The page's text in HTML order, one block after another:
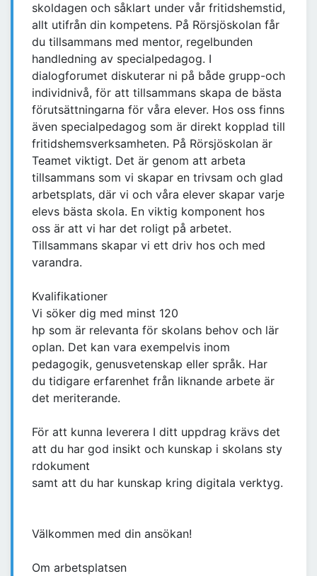
skoldagen och såklart under vår fritidshemstid,
allt utifrån din kompetens. På Rörsjöskolan får
du tillsammans med mentor, regelbunden
handledning av specialpedagog. I
dialogforumet diskuterar ni på både grupp-och
individnivå, för att tillsammans skapa de bästa
förutsättningarna för våra elever. Hos oss finns
även specialpedagog som är direkt kopplad till
fritidshemsverksamheten. På Rörsjöskolan är
Teamet viktigt. Det är genom att arbeta
tillsammans som vi skapar en trivsam och glad
arbetsplats, där vi och våra elever skapar varje
elevs bästa skola. En viktig komponent hos
oss är att vi har det roligt på arbetet.
Tillsammans skapar vi ett driv hos och med
varandra.
Kvalifikationer
Vi söker dig med minst 120
hp som är relevanta för skolans behov och lär
oplan. Det kan vara exempelvis inom
pedagogik, genusvetenskap eller språk. Har
du tidigare erfarenhet från liknande arbete är
det meriterande.
För att kunna leverera I ditt uppdrag krävs det
att du har god insikt och kunskap i skolans sty
rdokument
samt att du har kunskap kring digitala verktyg.
Välkommen med din ansökan!
Om arbetsplatsen